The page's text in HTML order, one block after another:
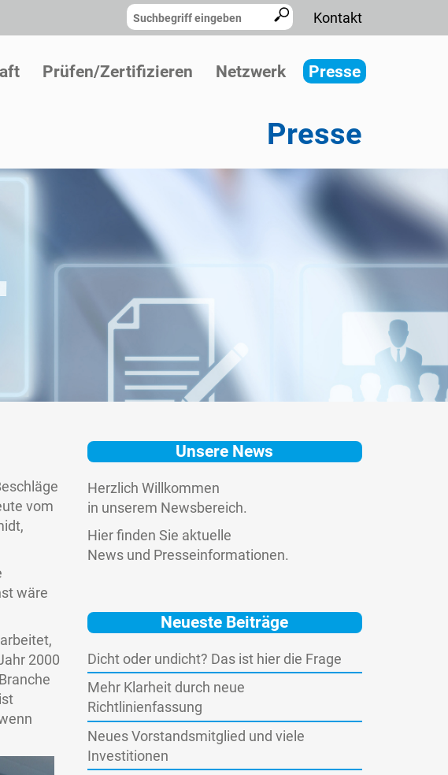
Kontakt
Prüfen/Zertifizieren Netzwerk Presse
Presse
vom
wäre
2000
Unsere News
Herzlich Willkommen
in unserem Newsbereich.
Hier finden Sie aktuelle
News und Presseinformationen.
Neueste Beiträge
Dicht oder undicht? Das ist hier die Frage
Mehr Klarheit durch neue
Richtlinienfassung
Neues Vorstandsmitglied und viele
Investitionen